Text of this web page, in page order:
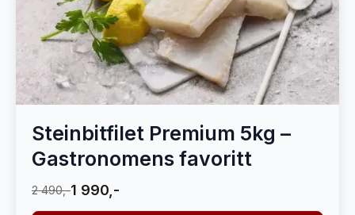
Steinbitfilet Premium 5kg –
Gastronomens favoritt
2 490,-1 990,-